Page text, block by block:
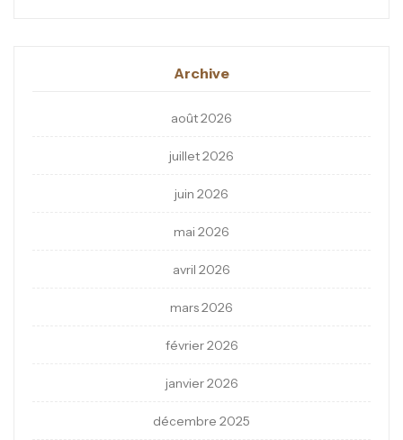
Archive
août 2026
juillet 2026
juin 2026
mai 2026
avril 2026
mars 2026
février 2026
janvier 2026
décembre 2025